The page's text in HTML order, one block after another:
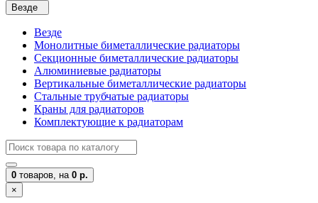
Везде
Везде
Монолитные биметаллические радиаторы
Секционные биметаллические радиаторы
Алюминиевые радиаторы
Вертикальные биметаллические радиаторы
Стальные трубчатые радиаторы
Краны для радиаторов
Комплектующие к радиаторам
0 товаров, на 0 р.
×